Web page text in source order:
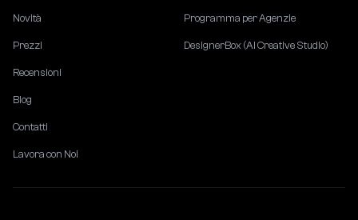
Novità
Prezzi
Recensioni
Blog
Contatti
Lavora con Noi
Programma per Agenzie
DesignerBox (AI Creative Studio)